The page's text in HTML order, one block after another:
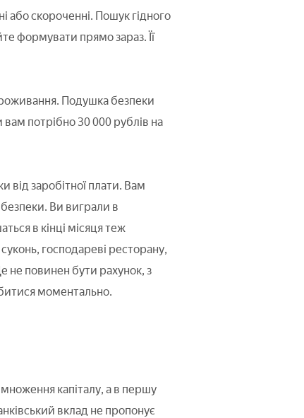
або скороченні. Пошук гідного
формувати прямо зараз. Її
Подушка безпеки
потрібно 30 000 рублів на
від заробітної плати. Вам
Ви виграли в
в кінці місяця теж
господареві ресторану,
не повинен бути рахунок, з
моментально.
капіталу, а в першу
вклад не пропонує